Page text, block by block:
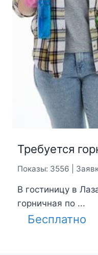
Требуется
Показы: 3556 |
В гостиницу в
горничная по ...
Бесплатно